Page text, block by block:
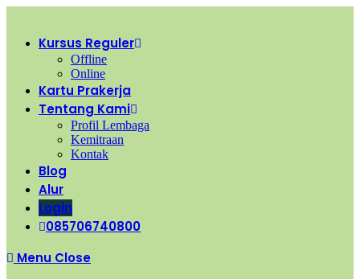
Kursus Reguler
Offline
Online
Kartu Prakerja
Tentang Kami
Profil Lembaga
Kemitraan
Kontak
Blog
Alur
Login
085706740800
Menu Close